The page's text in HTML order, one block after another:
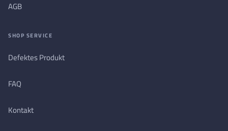
AGB
SHOP SERVICE
Defektes Produkt
FAQ
Kontakt